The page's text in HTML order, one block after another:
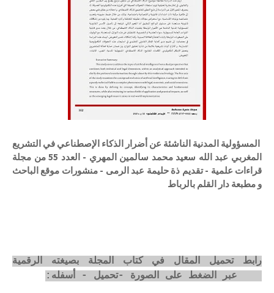
المسؤولية المدنية الناشئة عن أضرار الذكاء الإصطناعي في التشريع
المغربي عبد الله سعيد محمد سالمين المهري - العدد 55 من مجلة
قراءات علمية - تقديم ذة حليمة عبد الرمى - منشورات موقع الباحث
و مطبعة دار القلم بالرباط
رابط تحميل المقال في كتاب المجلة بصيغته الرقمية